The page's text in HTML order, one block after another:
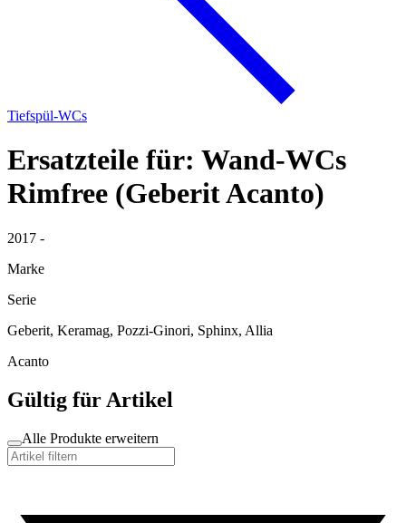
Tiefspül-WCs
Ersatzteile für: Wand-WCs
Rimfree (Geberit Acanto)
2017 -
Marke
Serie
Geberit, Keramag, Pozzi-Ginori, Sphinx, Allia
Acanto
Gültig für Artikel
Alle Produkte erweitern